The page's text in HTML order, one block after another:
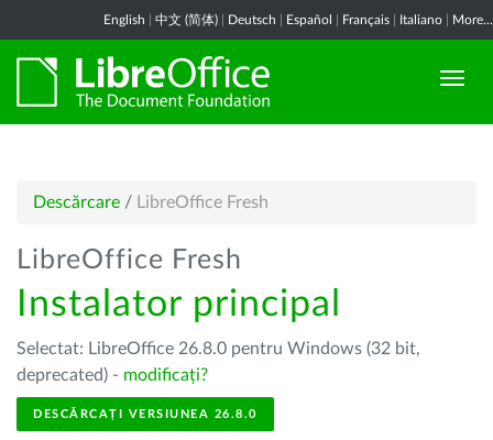
English 中文 (简体) Deutsch Español Français Italiano More...
Descărcare / LibreOffice Fresh
LibreOffice Fresh
Instalator principal
Selectat: LibreOffice 26.8.0 pentru Windows (32 bit,
deprecated) - modificați?
DESCĂRCAȚI VERSIUNEA 26.8.0